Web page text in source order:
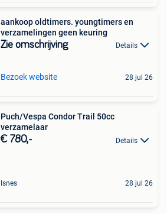
aankoop oldtimers. youngtimers en
verzamelingen geen keuring
Zie omschrijving Details
Bezoek website 28 jul 26
Puch/Vespa Condor Trail 50cc
verzamelaar
€ 780,- Details
Isnes 28 jul 26